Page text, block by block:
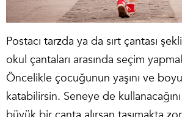
Postacı tarzda ya da sırt çantası
okul çantaları arasında seçim
Öncelikle çocuğunun yaşını ve
katabilirsin. Seneye de